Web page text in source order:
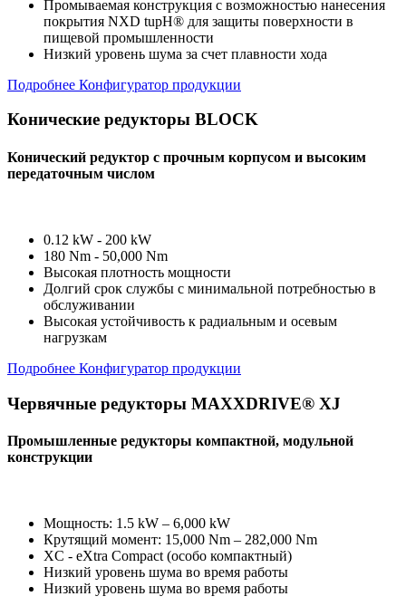
Промываемая конструкция с возможностью нанесения
покрытия NXD tupH® для защиты поверхности в
пищевой промышленности
Низкий уровень шума за счет плавности хода
Подробнее Конфигуратор продукции
Конические редукторы BLOCK
Конический редуктор с прочным корпусом и высоким
передаточным числом
0.12 kW - 200 kW
180 Nm - 50,000 Nm
Высокая плотность мощности
Долгий срок службы с минимальной потребностью в
обслуживании
Высокая устойчивость к радиальным и осевым
нагрузкам
Подробнее Конфигуратор продукции
Червячные редукторы MAXXDRIVE® XJ
Промышленные редукторы компактной, модульной
конструкции
Мощность: 1.5 kW – 6,000 kW
Крутящий момент: 15,000 Nm – 282,000 Nm
XC - eXtra Compact (особо компактный)
Низкий уровень шума во время работы
Низкий уровень шума во время работы